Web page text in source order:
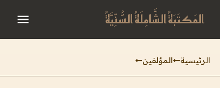
المَكتَبَةُ الشَّامِلَةُ السُّنِّيَّةُ
الرئيسية المؤلفين